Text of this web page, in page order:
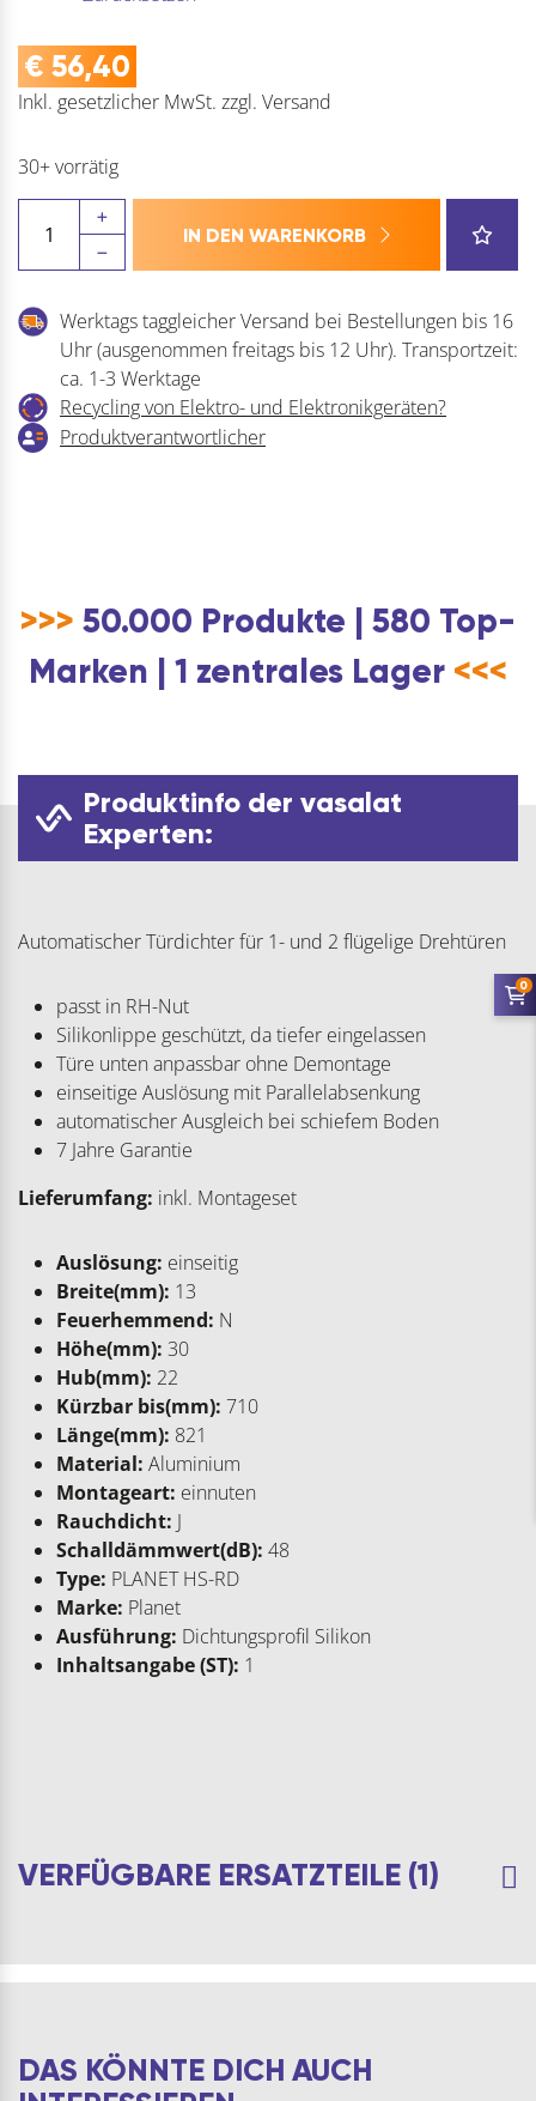
€ 56,40
Inkl. gesetzlicher MwSt. zzgl. Versand
30+ vorrätig
Türdichter
PLANET
RD
Menge
IN DEN WARENKORB
Werktags taggleicher Versand bei Bestellungen bis 16
Uhr (ausgenommen freitags bis 12 Uhr). Transportzeit:
ca. 1-3 Werktage
Recycling von Elektro- und Elektronikgeräten?
Produktverantwortlicher
>>> 50.000 Produkte | 580 Top-
Marken | 1 zentrales Lager <<<
Produktinfo der vasalat
Experten:
Automatischer Türdichter für 1- und 2 flügelige Drehtüren
passt in RH-Nut
Silikonlippe geschützt, da tiefer eingelassen
Türe unten anpassbar ohne Demontage
einseitige Auslösung mit Parallelabsenkung
automatischer Ausgleich bei schiefem Boden
7 Jahre Garantie
Lieferumfang: inkl. Montageset
Auslösung: einseitig
Breite(mm): 13
Feuerhemmend: N
Höhe(mm): 30
Hub(mm): 22
Kürzbar bis(mm): 710
Länge(mm): 821
Material: Aluminium
Montageart: einnuten
Rauchdicht: J
Schalldämmwert(dB): 48
Type: PLANET HS-RD
Marke: Planet
Ausführung: Dichtungsprofil Silikon
Inhaltsangabe (ST): 1
VERFÜGBARE ERSATZTEILE (1)
DAS KÖNNTE DICH AUCH
0